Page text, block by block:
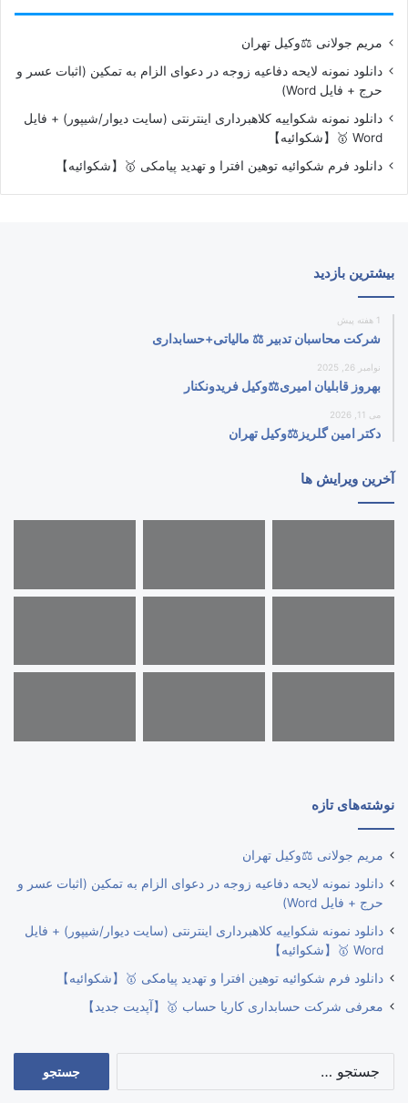
مریم جولانی ⚖️وکیل تهران
دانلود نمونه لایحه دفاعیه زوجه در دعوای الزام به تمکین (اثبات عسر و
حرج + فایل Word)
دانلود نمونه شکواییه کلاهبرداری اینترنتی (سایت دیوار/شیپور) + فایل
Word 🥇【شکوائیه】
دانلود فرم شکوائیه توهین افترا و تهدید پیامکی 🥇【شکوائیه】
بیشترین بازدید
1 هفته پیش
شرکت محاسبان تدبیر ⚖️ مالیاتی+حسابداری
نوامبر 26, 2025
بهروز قابلیان امیری⚖️وکیل فریدونکنار
می 11, 2026
دکتر امین گلریز⚖️وکیل تهران
آخرین ویرایش ها
نوشته‌های تازه
مریم جولانی ⚖️وکیل تهران
دانلود نمونه لایحه دفاعیه زوجه در دعوای الزام به تمکین (اثبات عسر و
حرج + فایل Word)
دانلود نمونه شکواییه کلاهبرداری اینترنتی (سایت دیوار/شیپور) + فایل
Word 🥇【شکوائیه】
دانلود فرم شکوائیه توهین افترا و تهدید پیامکی 🥇【شکوائیه】
معرفی شرکت حسابداری کاریا حساب 🥇【آپدیت جدید】